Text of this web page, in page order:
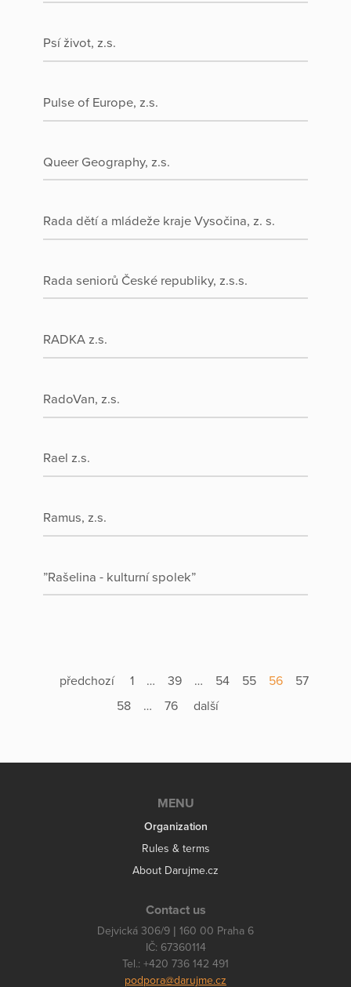
Psí život, z.s.
Pulse of Europe, z.s.
Queer Geography, z.s.
Rada dětí a mládeže kraje Vysočina, z. s.
Rada seniorů České republiky, z.s.s.
RADKA z.s.
RadoVan, z.s.
Rael z.s.
Ramus, z.s.
”Rašelina - kulturní spolek”
předchozí 1 … 39 … 54 55 56
57
58
… 76 další
MENU
Organization
Rules & terms
About Darujme.cz
Contact us
Dejvická 306/9 | 160 00 Praha 6
IČ: 67360114
Tel.: +420 736 142 491
podpora@darujme.cz